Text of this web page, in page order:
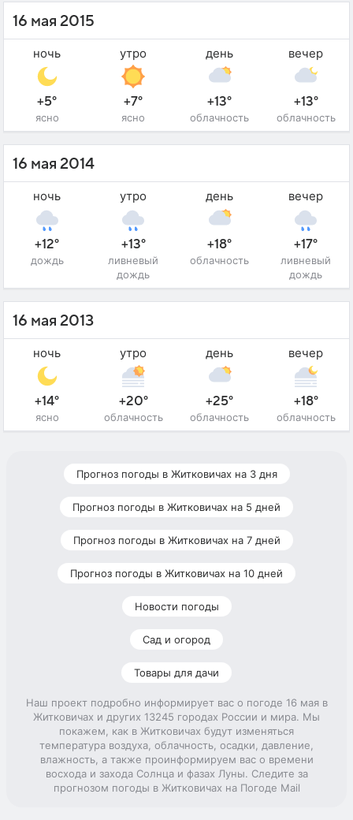
16 мая 2015
ночь
+5°
ясно
утро
+7°
ясно
день
+13°
облачность
вечер
+13°
облачность
16 мая 2014
ночь
+12°
дождь
утро
+13°
ливневый
дождь
день
+18°
облачность
вечер
+17°
ливневый
дождь
16 мая 2013
ночь
+14°
ясно
утро
+20°
облачность
день
+25°
облачность
вечер
+18°
облачность
Прогноз погоды в Житковичах на 3 дня
Прогноз погоды в Житковичах на 5 дней
Прогноз погоды в Житковичах на 7 дней
Прогноз погоды в Житковичах на 10 дней
Новости погоды
Сад и огород
Товары для дачи
Наш проект подробно информирует вас о погоде 16 мая в
Житковичах и других 13245 городах России и мира. Мы
покажем, как в Житковичах будут изменяться
температура воздуха, облачность, осадки, давление,
влажность, а также проинформируем вас о времени
восхода и захода Солнца и фазах Луны. Следите за
прогнозом погоды в Житковичах на Погоде Mail